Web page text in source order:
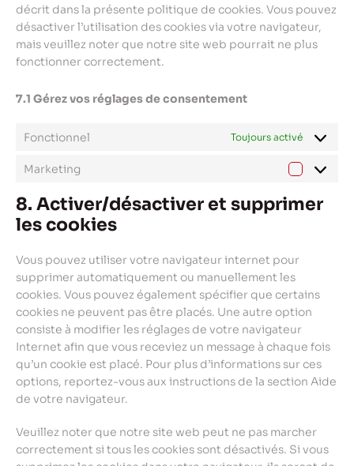
décrit dans la présente politique de cookies. Vous pouvez
désactiver l’utilisation des cookies via votre navigateur,
mais veuillez noter que notre site web pourrait ne plus
fonctionner correctement.
7.1 Gérez vos réglages de consentement
Fonctionnel Toujours activé
Marketing
8. Activer/désactiver et supprimer
les cookies
Vous pouvez utiliser votre navigateur internet pour
supprimer automatiquement ou manuellement les
cookies. Vous pouvez également spécifier que certains
cookies ne peuvent pas être placés. Une autre option
consiste à modifier les réglages de votre navigateur
Internet afin que vous receviez un message à chaque fois
qu’un cookie est placé. Pour plus d’informations sur ces
options, reportez-vous aux instructions de la section Aide
de votre navigateur.
Veuillez noter que notre site web peut ne pas marcher
correctement si tous les cookies sont désactivés. Si vous